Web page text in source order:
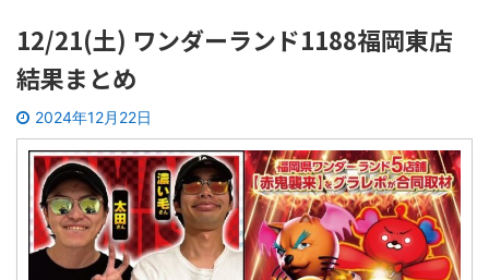
12/21(土) ワンダーランド1188福岡東店
結果まとめ
2024年12月22日